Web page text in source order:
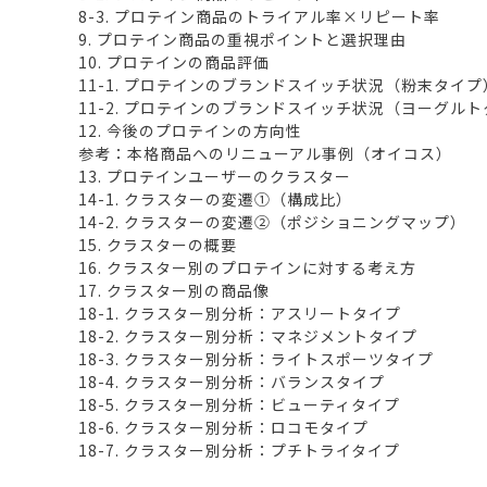
8-3. プロテイン商品のトライアル率×リピート率
9. プロテイン商品の重視ポイントと選択理由
10. プロテインの商品評価
11-1. プロテインのブランドスイッチ状況（粉末タイプ）
11-2. プロテインのブランドスイッチ状況（ヨーグルト
12. 今後のプロテインの方向性
参考：本格商品へのリニューアル事例（オイコス）
13. プロテインユーザーのクラスター
14-1. クラスターの変遷①（構成比）
14-2. クラスターの変遷②（ポジショニングマップ）
15. クラスターの概要
16. クラスター別のプロテインに対する考え方
17. クラスター別の商品像
18-1. クラスター別分析：アスリートタイプ
18-2. クラスター別分析：マネジメントタイプ
18-3. クラスター別分析：ライトスポーツタイプ
18-4. クラスター別分析：バランスタイプ
18-5. クラスター別分析：ビューティタイプ
18-6. クラスター別分析：ロコモタイプ
18-7. クラスター別分析：プチトライタイプ